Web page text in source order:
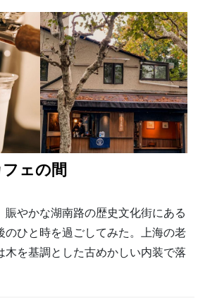
ェの間
やかな湖南路の歴史文化街にある
のひと時を過ごしてみた。上海の老
木を基調とした古めかしい内装で落